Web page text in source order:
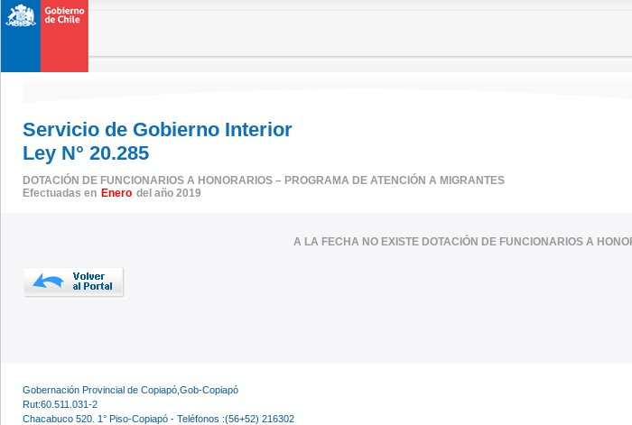
Servicio de Gobierno Interior
Ley N° 20.285
DOTACIÓN DE FUNCIONARIOS A HONORARIOS – PROGRAMA DE ATENCIÓN A MIGRANTES
Efectuadas en Enero del año 2019
A LA FECHA NO EXISTE DOTACIÓN DE FUNCIONARIOS A
Gobernación Provincial de Copiapó,Gob-Copiapó
Rut:60.511.031-2
Chacabuco 520. 1° Piso-Copiapó - Teléfonos :(56+52) 216302